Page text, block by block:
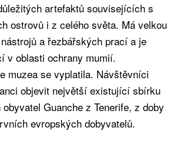
artefaktů souvisejících s
ostrovů i z celého světa. Má velkou
a řezbářských prací a je
v oblasti ochrany mumií.
muzea se vyplatila. Návštěvníci
objevit největší existující sbírku
Guanche z Tenerife, z doby
evropských dobyvatelů.